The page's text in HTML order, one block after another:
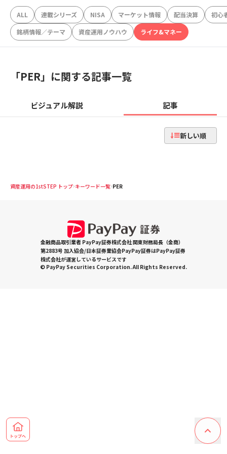
ALL 連載シリーズ NISA マーケット情報 配当決算
初心
銘柄情報／テーマ
資産運用ノウハウ ライフ&マネー
「PER」に関する記事一覧
ビジュアル解説 記事
新しい順
資産運用の1stSTEP トップ キーワード一覧 PER
金融商品取引業者 PayPay証券株式会社 関東財務局長（金商）
第2883号 加入協会/日本証券業協会PayPay証券はPayPay証券
株式会社が運営しているサービスです
© PayPay Securities Corporation. All Rights Reserved.